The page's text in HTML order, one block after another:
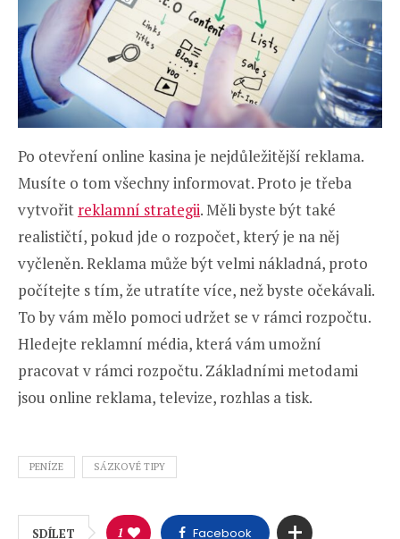
Po otevření online kasina je nejdůležitější reklama.
Musíte o tom všechny informovat. Proto je třeba
vytvořit reklamní strategii. Měli byste být také
realističtí, pokud jde o rozpočet, který je na něj
vyčleněn. Reklama může být velmi nákladná, proto
počítejte s tím, že utratíte více, než byste očekávali.
To by vám mělo pomoci udržet se v rámci rozpočtu.
Hledejte reklamní média, která vám umožní
pracovat v rámci rozpočtu. Základními metodami
jsou online reklama, televize, rozhlas a tisk.
PENÍZE SÁZKOVÉ TIPY
SDÍLET 1 Facebook